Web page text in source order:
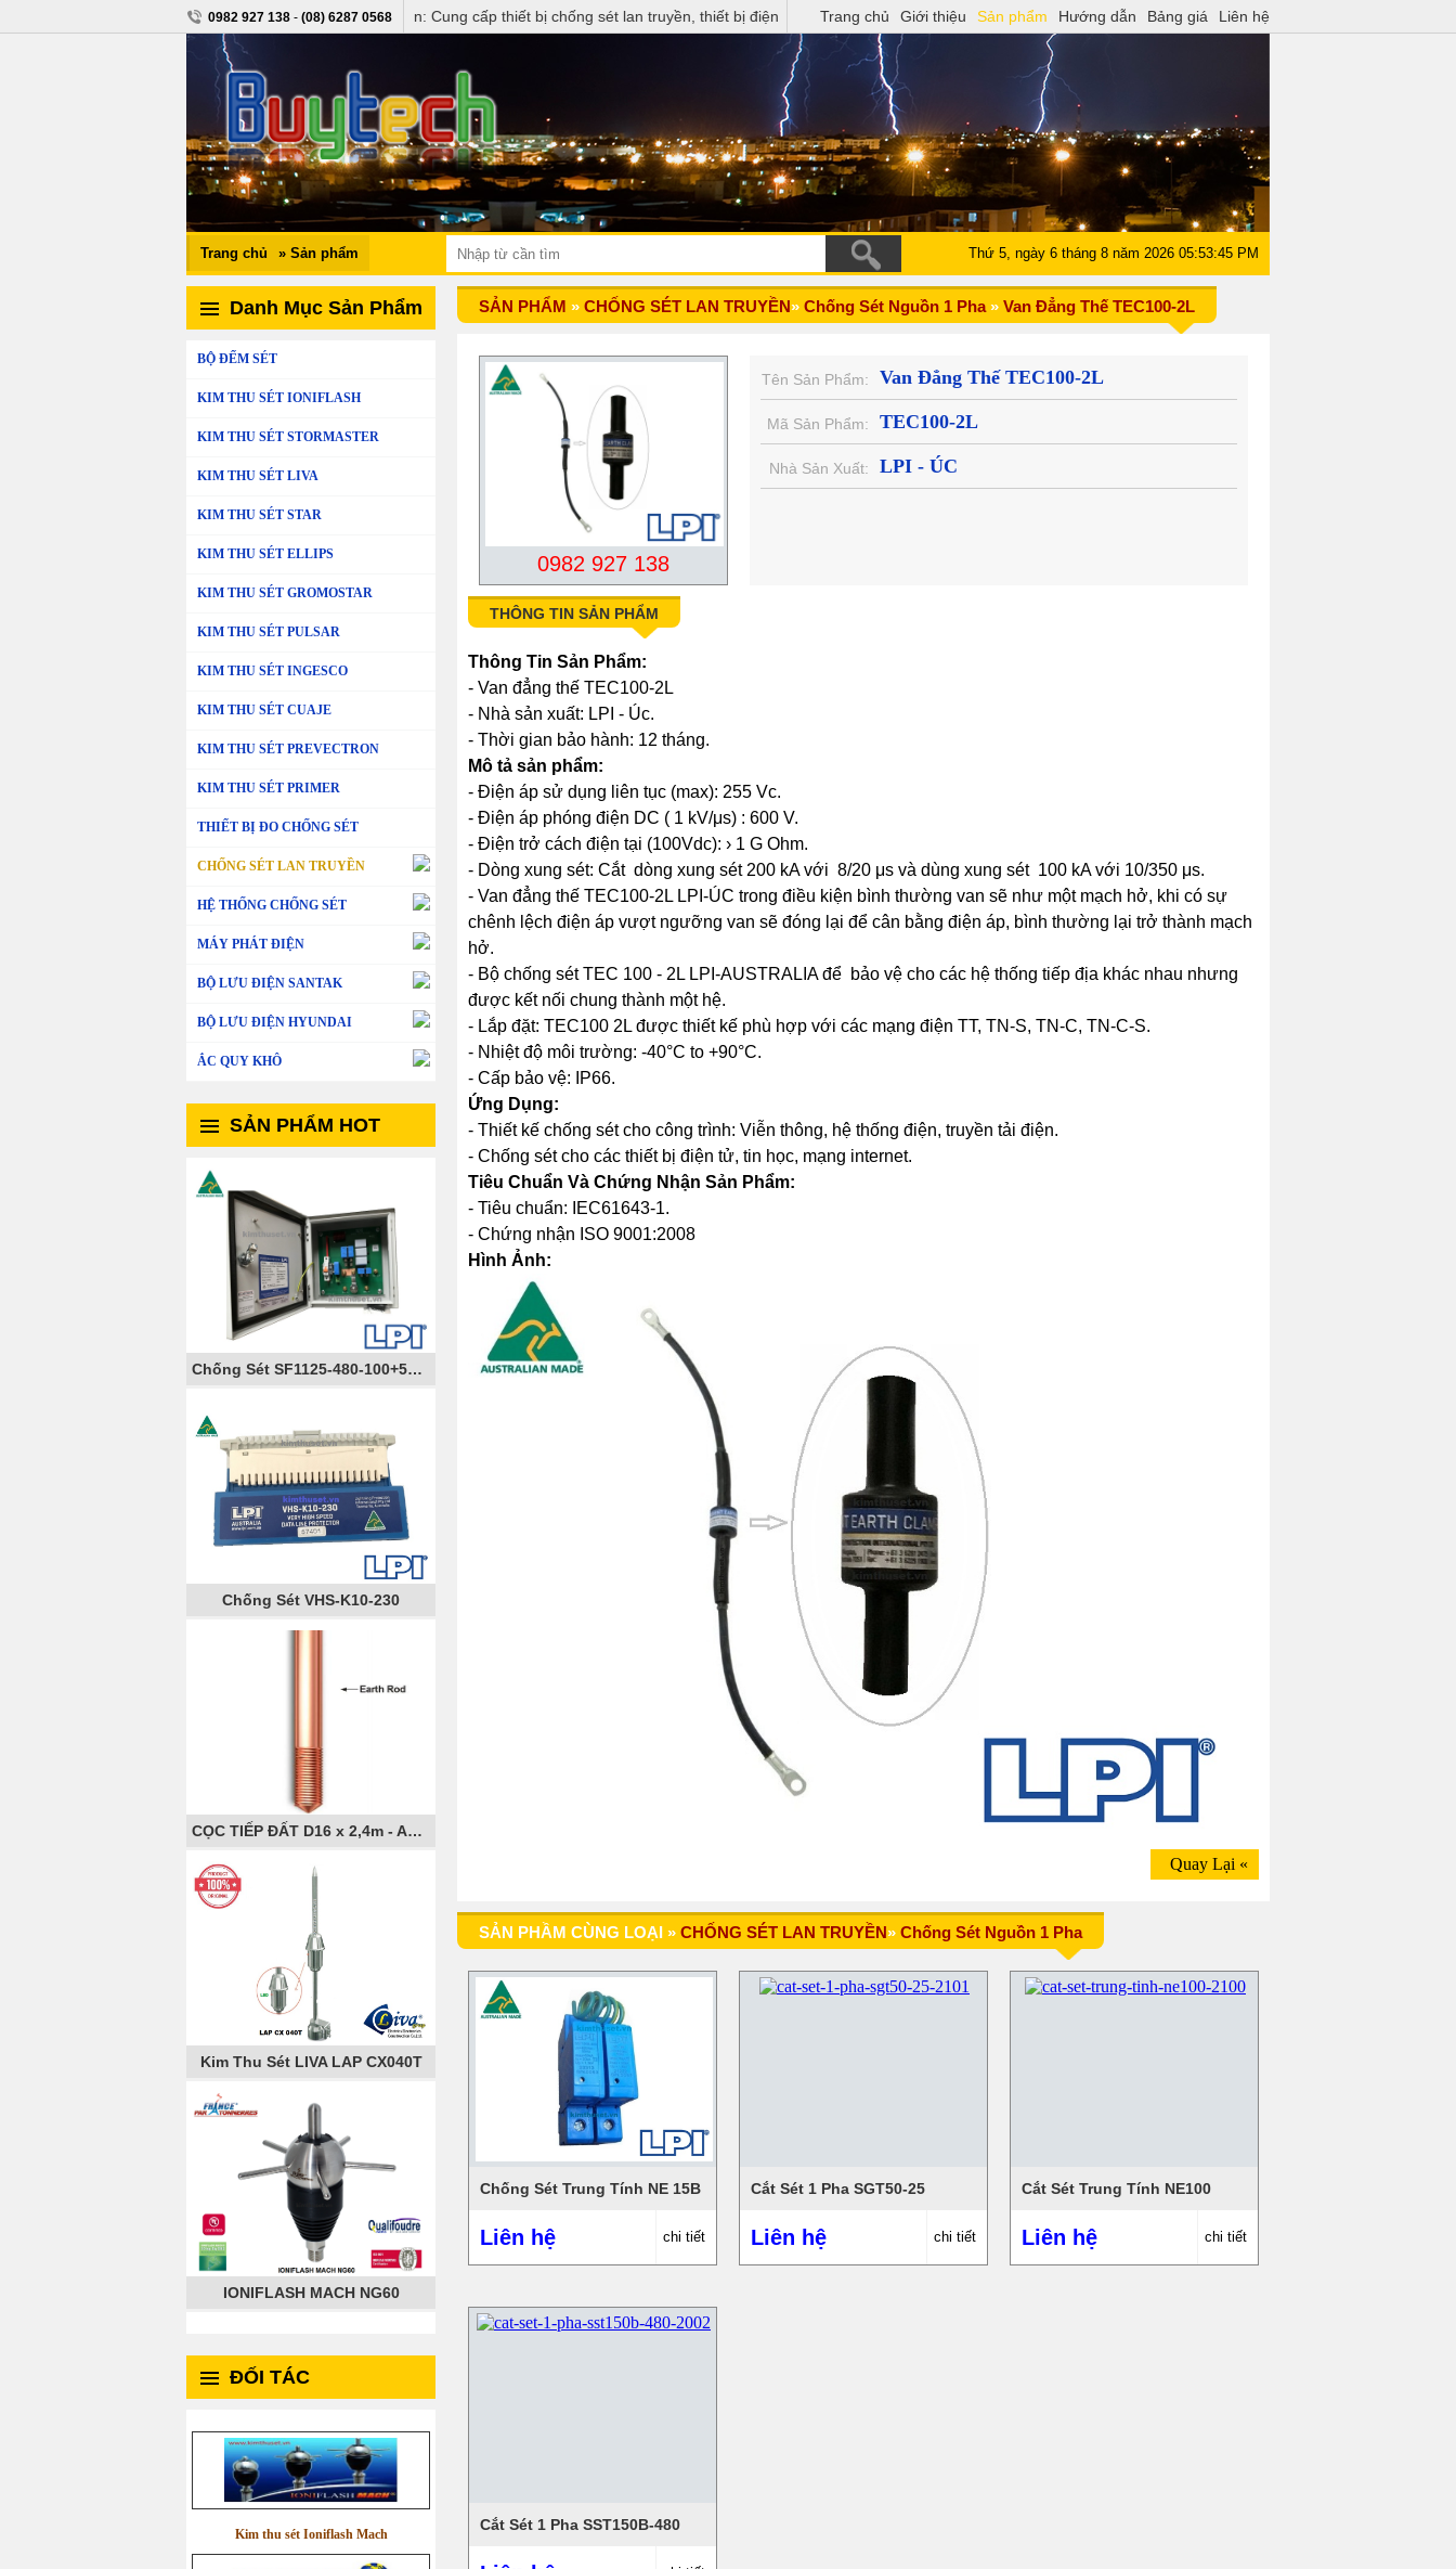
0982 927 138 - (08) 6287 0568
kimthuset.vn - buytech.vn: Cung cấp thiết bị chống sét lan truyền, thiết bị điện Trang chủ Giới thiệu Sản phẩm Hướng dẫn Bảng giá Liên hệ
Trang chủ » Sản phẩm Thứ 5, ngày 6 tháng 8 năm 2026 05:53:46 PM
Danh Mục Sản Phẩm
BỘ ĐẾM SÉT
KIM THU SÉT IONIFLASH
KIM THU SÉT STORMASTER
KIM THU SÉT LIVA
KIM THU SÉT STAR
KIM THU SÉT ELLIPS
KIM THU SÉT GROMOSTAR
KIM THU SÉT PULSAR
KIM THU SÉT INGESCO
KIM THU SÉT CUAJE
KIM THU SÉT PREVECTRON
KIM THU SÉT PRIMER
THIẾT BỊ ĐO CHỐNG SÉT
CHỐNG SÉT LAN TRUYỀN
HỆ THỐNG CHỐNG SÉT
MÁY PHÁT ĐIỆN
BỘ LƯU ĐIỆN SANTAK
BỘ LƯU ĐIỆN HYUNDAI
ẮC QUY KHÔ
SẢN PHẨM HOT
Chống Sét SF1125-480-100+50-AIMCB
Chống Sét VHS-K10-230
CỌC TIẾP ĐẤT D16 x 2,4m - AXIS
Kim Thu Sét LIVA LAP CX040T
IONIFLASH MACH NG60
ĐỐI TÁC
Kim thu sét Ioniflash Mach
SẢN PHẨM » CHỐNG SÉT LAN TRUYỀN» Chống Sét Nguồn 1 Pha» Van Đẳng Thế TEC100-2L
0982 927 138
Tên Sản Phẩm: Van Đẳng Thế TEC100-2L
Mã Sản Phẩm: TEC100-2L
Nhà Sản Xuất: LPI - ÚC
THÔNG TIN SẢN PHẨM
Thông Tin Sản Phẩm:
- Van đẳng thế TEC100-2L
- Nhà sản xuất: LPI - Úc.
- Thời gian bảo hành: 12 tháng.
Mô tả sản phẩm:
- Điện áp sử dụng liên tục (max): 255 Vc.
- Điện áp phóng điện DC ( 1 kV/μs) : 600 V.
- Điện trở cách điện tại (100Vdc): › 1 G Ohm.
- Dòng xung sét: Cắt dòng xung sét 200 kA với 8/20 μs và dùng xung sét 100 kA với 10/350 μs.
- Van đẳng thế TEC100-2L LPI-ÚC trong điều kiện bình thường van sẽ như một mạch hở, khi có sự
chênh lệch điện áp vượt ngưỡng van sẽ đóng lại để cân bằng điện áp, bình thường lại trở thành mạch
hở.
- Bộ chống sét TEC 100 - 2L LPI-AUSTRALIA để bảo vệ cho các hệ thống tiếp địa khác nhau nhưng
được kết nối chung thành một hệ.
- Lắp đặt: TEC100 2L được thiết kế phù hợp với các mạng điện TT, TN-S, TN-C, TN-C-S.
- Nhiệt độ môi trường: -40°C to +90°C.
- Cấp bảo vệ: IP66.
Ứng Dụng:
- Thiết kế chống sét cho công trình: Viễn thông, hệ thống điện, truyền tải điện.
- Chống sét cho các thiết bị điện tử, tin học, mạng internet.
Tiêu Chuẩn Và Chứng Nhận Sản Phẩm:
- Tiêu chuẩn: IEC61643-1.
- Chứng nhận ISO 9001:2008
Hình Ảnh:
Quay Lại «
SẢN PHẦM CÙNG LOẠI » CHỐNG SÉT LAN TRUYỀN» Chống Sét Nguồn 1 Pha
Chống Sét Trung Tính NE 15B
Liên hệ chi tiết
Cắt Sét 1 Pha SGT50-25
Liên hệ chi tiết
Cắt Sét Trung Tính NE100
Liên hệ chi tiết
Cắt Sét 1 Pha SST150B-480